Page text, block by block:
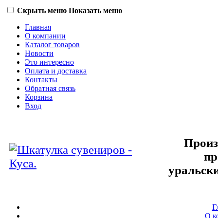
Скрыть меню Показать меню
Главная
О компании
Каталог товаров
Новости
Это интересно
Оплата и доставка
Контакты
Обратная связь
Корзина
Вход
О